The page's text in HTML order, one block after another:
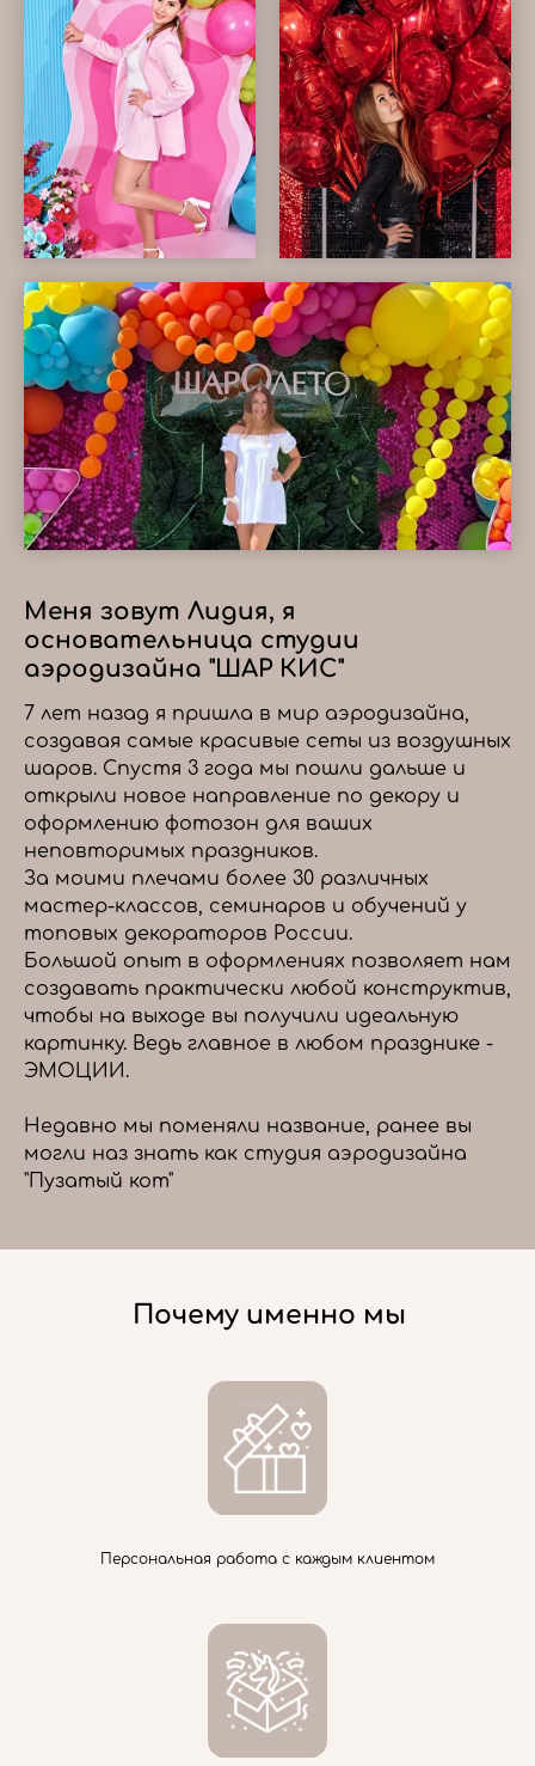
Меня зовут Лидия, я
основательница студии
аэродизайна "ШАР КИС"
7 лет назад я пришла в мир аэродизайна,
создавая самые красивые сеты из воздушных
шаров. Спустя 3 года мы пошли дальше и
открыли новое направление по декору и
оформлению фотозон для ваших
неповторимых праздников.
За моими плечами более 30 различных
мастер-классов, семинаров и обучений у
топовых декораторов России.
Большой опыт в оформлениях позволяет нам
создавать практически любой конструктив,
чтобы на выходе вы получили идеальную
картинку. Ведь главное в любом празднике -
ЭМОЦИИ.
Недавно мы поменяли название, ранее вы
могли наз знать как студия аэродизайна
"Пузатый кот"
Почему именно мы
Персональная работа с каждым клиентом